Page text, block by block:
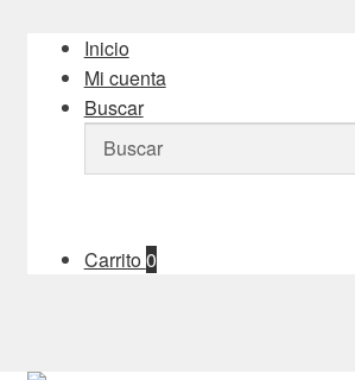
Inicio
Mi cuenta
Buscar
Carrito0